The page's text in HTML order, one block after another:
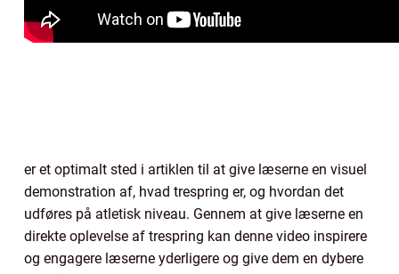
er et optimalt sted i artiklen til at give læserne en visuel
demonstration af, hvad trespring er, og hvordan det
udføres på atletisk niveau. Gennem at give læserne en
direkte oplevelse af trespring kan denne video inspirere
og engagere læserne yderligere og give dem en dybere